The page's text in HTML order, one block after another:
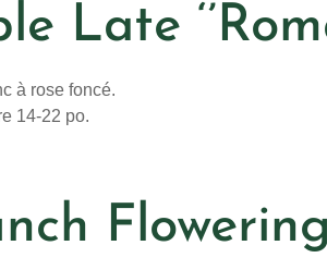
Late
à rose foncé.
14-22 po.
Flowering